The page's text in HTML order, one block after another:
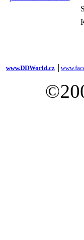
www.DDWorld.cz